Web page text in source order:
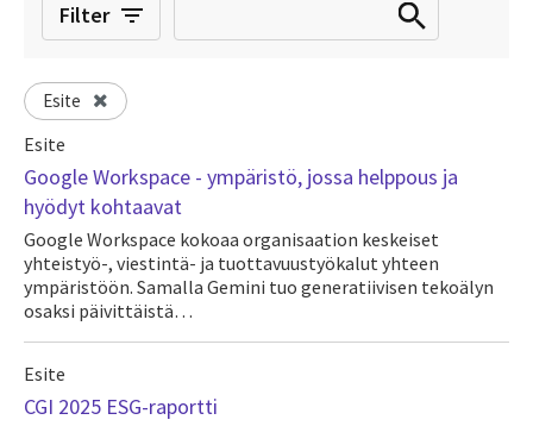
Filter
Esite
Esite
Google Workspace - ympäristö, jossa helppous ja
hyödyt kohtaavat
Google Workspace kokoaa organisaation keskeiset
yhteistyö-, viestintä- ja tuottavuustyökalut yhteen
ympäristöön. Samalla Gemini tuo generatiivisen tekoälyn
osaksi päivittäistä…
Esite
CGI 2025 ESG-raportti